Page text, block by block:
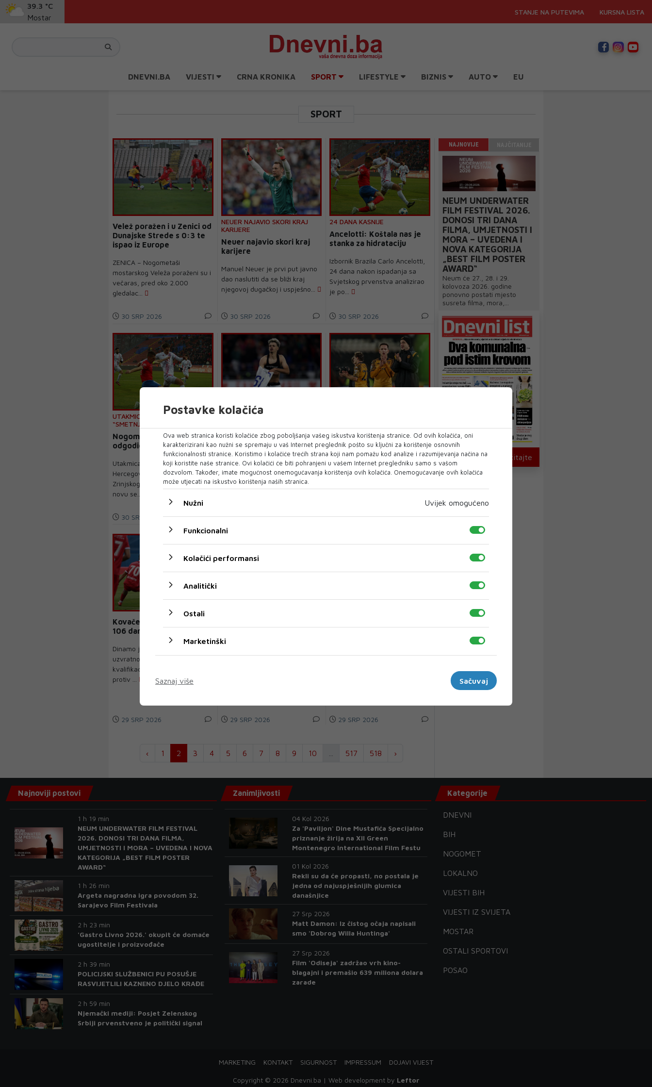
39.3 °C
Mostar
STANJE NA PUTEVIMA KURSNA LISTA
DNEVNI.BA VIJESTI CRNA KRONIKA SPORT LIFESTYLE BIZNIS AUTO EU
SPORT
Velež poražen i u Zenici od
Dunajske Strede s 0:3 te
ispao iz Europe
ZENICA – Nogometaši
mostarskog Veleža poraženi su i
večaras, pred oko 2.000
gledalac...
30 SRP 2026
NEUER NAJAVIO SKORI KRAJ
KARIJERE
Neuer najavio skori kraj
karijere
Manuel Neuer je prvi put javno
dao naslutiti da se bliži kraj
njegovoj dugačkoj i uspješno...
30 SRP 2026
24 DANA KASNIJE
Ancelotti: Koštala nas je
stanka za hidrataciju
Izbornik Brazila Carlo Ancelotti,
24 dana nakon ispadanja sa
Svjetskog prvenstva analizirao
je po...
30 SRP 2026
UTAKMICA KOJA JE UVIJEK
“SMETNJA”
Nogometni savez ponovno
odgodio Superkup
Utakmica Superkupa Bosne i
Hercegovine između Borca i
Zrinjskog, koja je trebala otvoriti
novu se...
30 SRP 2026
PJANIĆ POKVARIO
Alajbegović na kraju ipak u
Juventusu
Juventus će za Kerimove usluge
platiti početnih 33 milijuna eura,
dok bi kroz bonuse ukupna
30 SRP 2026
Hadžiahmetović želja
Konyaspora i Hulla
Poseban faktor u priči mogao bi
biti trener Ilhan Palut, koji je već
30 SRP 2026
Kovačević hvali igrače:
106 dana smo bez poraza
Dinamo je u utorak pobijedio u
uzvratnoj utakmici druge
kvalifikacijske runde Lige prvaka
protiv ...
29 SRP 2026
LeBron će živjeti u New
Yorku, a igrati i trenirati u
29 SRP 2026 29 SRP 2026
‹ 1 2 3 4 5 6 7 8 9 10 517 518 ›
NAJNOVIJE
NEUM UNDERWATER
FILM FESTIVAL 2026.
DONOSI TRI DANA
FILMA, UMJETNOSTI I
MORA – UVEDENA I
NOVA KATEGORIJA
„BEST FILM POSTER
AWARD“
Neum će 27., 28. i 29.
kolovoza 2026. godine
ponovno postati mjesto
susreta filma, mora,...
U novom broju pročitajte
Postavke kolačića
Ova web stranica koristi kolačiće zbog poboljšanja vašeg iskustva korištenja stranice. Od ovih kolačića, oni
karakterizirani kao nužni se spremaju u vaš Internet preglednik pošto su ključni za korištenje osnovnih
funkcionalnosti stranice. Koristimo i kolačiće trećih strana koji nam pomažu kod analize i razumijevanja načina na
koji koristite naše stranice. Ovi kolačići će biti pohranjeni u vašem Internet pregledniku samo s vašom
dozvolom. Također, imate mogućnost onemogućavanja korištenja ovih kolačića. Onemogućavanje ovih kolačića
može utjecati na iskustvo korištenja naših stranica.
Nužni Uvijek omogućeno
Funkcionalni
Kolačići performansi
Analitički
Ostali
Marketinški
Saznaj više Sačuvaj
Najnoviji postovi
1 h 19 min
NEUM UNDERWATER FILM FESTIVAL
2026. DONOSI TRI DANA FILMA,
UMJETNOSTI I MORA – UVEDENA I NOVA
KATEGORIJA „BEST FILM POSTER
AWARD“
1 h 26 min
Argeta nagradna igra povodom 32.
Sarajevo Film Festivala
2 h 23 min
'Gastro Livno 2026.' okupit će domaće
ugostitelje i proizvođače
2 h 39 min
POLICIJSKI SLUŽBENICI PU POSUŠJE
RASVIJETLILI KAZNENO DJELO KRAĐE
2 h 59 min
Njemački mediji: Posjet Zelenskog
Srbiji prvenstveno je politički signal
Zanimljivosti
04 Kol 2026
Za 'Paviljon' Dine Mustafića Specijalno
priznanje žirija na XII Green
Montenegro International Film Festu
01 Kol 2026
Rekli su da će propasti, no postala je
jedna od najuspješnijih glumica
današnjice
27 Srp 2026
Matt Damon: Iz čistog očaja napisali
smo 'Dobrog Willa Huntinga'
27 Srp 2026
Film 'Odiseja' zadržao vrh kino-
blagajni i premašio 639 miliona dolara
zarade
Kategorije
DNEVNI
BIH
NOGOMET
LOKALNO
VIJESTI BIH
VIJESTI IZ SVIJETA
MOSTAR
OSTALI SPORTOVI
POSAO
MARKETING KONTAKT SIGURNOST IMPRESSUM DOJAVI VIJEST
Copyright © 2026 Dnevni.ba | Web development by Leftor